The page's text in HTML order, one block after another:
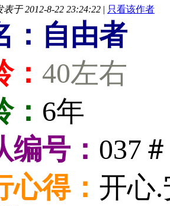
表于 2012-8-22 23:24:22 | 只看该作者
：自由者
40左右
6年
编号： 037＃
心得： 开心